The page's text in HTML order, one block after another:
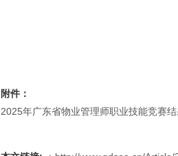
附件：
2025年广东省物业管理师职业技能竞赛